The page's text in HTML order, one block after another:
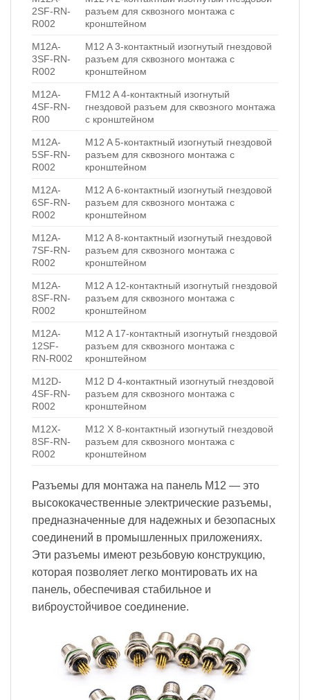
2SF-RN-
R002
разъем для сквозного монтажа с
кронштейном
M12A-
3SF-RN-
R002
M12 A 3-контактный изогнутый гнездовой
разъем для сквозного монтажа с
кронштейном
M12A-
4SF-RN-
R00
FM12 A 4-контактный изогнутый
гнездовой разъем для сквозного монтажа
с кронштейном
M12A-
5SF-RN-
R002
M12 A 5-контактный изогнутый гнездовой
разъем для сквозного монтажа с
кронштейном
M12A-
6SF-RN-
R002
M12 A 6-контактный изогнутый гнездовой
разъем для сквозного монтажа с
кронштейном
M12A-
7SF-RN-
R002
M12 A 8-контактный изогнутый гнездовой
разъем для сквозного монтажа с
кронштейном
M12A-
8SF-RN-
R002
M12 A 12-контактный изогнутый гнездовой
разъем для сквозного монтажа с
кронштейном
M12A-
12SF-
RN-R002
M12 A 17-контактный изогнутый гнездовой
разъем для сквозного монтажа с
кронштейном
M12D-
4SF-RN-
R002
M12 D 4-контактный изогнутый гнездовой
разъем для сквозного монтажа с
кронштейном
M12X-
8SF-RN-
R002
M12 X 8-контактный изогнутый гнездовой
разъем для сквозного монтажа с
кронштейном
Разъемы для монтажа на панель M12 — это
высококачественные электрические разъемы,
предназначенные для надежных и безопасных
соединений в промышленных приложениях.
Эти разъемы имеют резьбовую конструкцию,
которая позволяет легко монтировать их на
панель, обеспечивая стабильное и
виброустойчивое соединение.